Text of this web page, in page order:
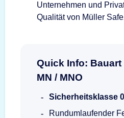
Unternehmen und
Qualität von Müller
Quick Info: Bauart
MN / MNO
Sicherheitsklasse
Rundumlaufender